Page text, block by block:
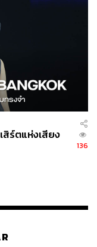
สิร์ตแห่งเสียง
136